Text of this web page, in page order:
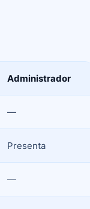
Administrador
—
Presenta
—